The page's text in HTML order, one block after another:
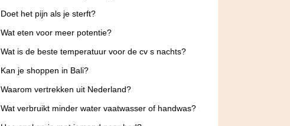
Doet het pijn als je sterft?
Wat eten voor meer potentie?
Wat is de beste temperatuur voor de cv s nachts?
Kan je shoppen in Bali?
Waarom vertrekken uit Nederland?
Wat verbruikt minder water vaatwasser of handwas?